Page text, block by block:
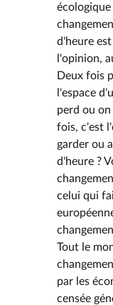
d'heure
l'opinion,
Deux fois
l'espace
perd ou on
fois, c'est
garder ou
d'heure ?
celui qui
Tout le
par les
censée